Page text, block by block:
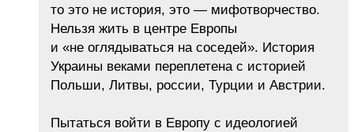
то это не история, это — мифотворчество.
Нельзя жить в центре Европы
и «не оглядываться на соседей». История
Украины веками переплетена с историей
Польши, Литвы, россии, Турции и Австрии.
​Пытаться войти в Европу с идеологией